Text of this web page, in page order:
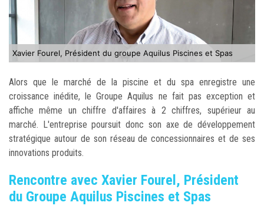
Xavier Fourel, Président du groupe Aquilus Piscines et Spas
Alors que le marché de la piscine et du spa enregistre une
croissance inédite, le Groupe Aquilus ne fait pas exception et
affiche même un chiffre d'affaires à 2 chiffres, supérieur au
marché. L'entreprise poursuit donc son axe de développement
stratégique autour de son réseau de concessionnaires et de ses
innovations produits.
Rencontre avec Xavier Fourel, Président
du Groupe Aquilus Piscines et Spas